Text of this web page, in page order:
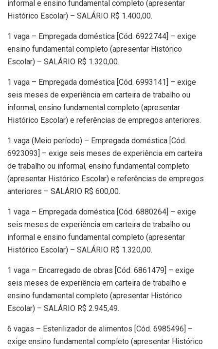
informal e ensino fundamental completo (apresentar
Histórico Escolar) – SALÁRIO R$ 1.400,00.
1 vaga – Empregada doméstica [Cód. 6922744] – exige
ensino fundamental completo (apresentar Histórico
Escolar) – SALÁRIO R$ 1.320,00.
1 vaga – Empregada doméstica [Cód. 6993141] – exige
seis meses de experiência em carteira de trabalho ou
informal, ensino fundamental completo (apresentar
Histórico Escolar) e referências de empregos anteriores.
1 vaga (Meio período) – Empregada doméstica [Cód.
6923093] – exige seis meses de experiência em carteira
de trabalho ou informal, ensino fundamental completo
(apresentar Histórico Escolar) e referências de empregos
anteriores – SALÁRIO R$ 600,00.
1 vaga – Empregada doméstica [Cód. 6880264] – exige
seis meses de experiência em carteira de trabalho ou
informal e ensino fundamental completo (apresentar
Histórico Escolar) – SALÁRIO R$ 1.320,00.
1 vaga – Encarregado de obras [Cód. 6861479] – exige
seis meses de experiência em carteira de trabalho e
ensino fundamental completo (apresentar Histórico
Escolar) – SALÁRIO R$ 2.945,49.
6 vagas – Esterilizador de alimentos [Cód. 6985496] –
exige ensino fundamental completo (apresentar Histórico